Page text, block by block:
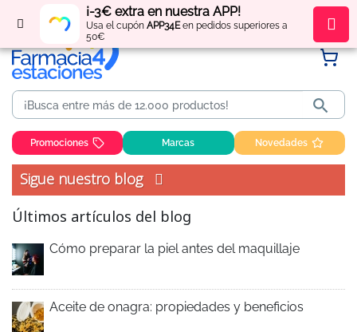
¡-3€ extra en nuestra APP!
Usa el cupón APP34Een pedidos superiores a
50€
Regístratey obténpuntos por tus compras

Promociones Marcas Novedades
Sigue nuestro blog
Últimos artículos del blog
Cómo preparar la piel antes del maquillaje
Aceite de onagra: propiedades y beneficios